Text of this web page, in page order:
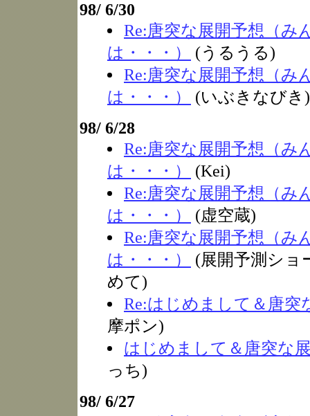
98/ 6/30
Re:唐突な展開予想（み
は・・・）
(うるうる)
Re:唐突な展開予想（み
は・・・）
(いぶきなびき)
98/ 6/28
Re:唐突な展開予想（み
は・・・）
(Kei)
Re:唐突な展開予想（み
は・・・）
(虚空蔵)
Re:唐突な展開予想（み
は・・・）
(展開予測ショ
めて)
Re:はじめまして＆唐突
摩ポン)
はじめまして＆唐突な
っち)
98/ 6/27